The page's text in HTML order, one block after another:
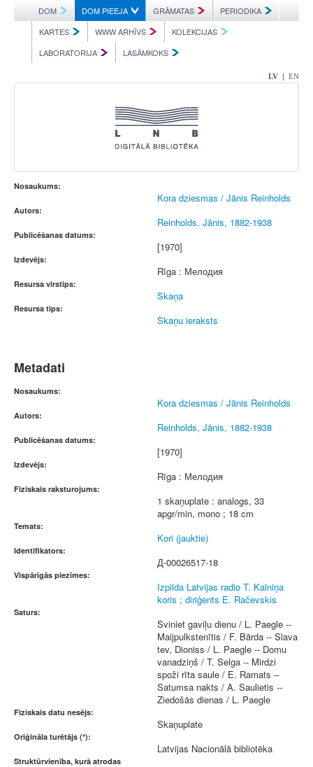
DOM DOM PIEEJA GRĀMATAS
PERIODIKA
KARTES
WWW ARHĪVS
KOLEKCIJAS
LABORATORIJA
LASĀMKOKS
LV | EN
Nosaukums:
Kora dziesmas / Jānis Reinholds
Autors:
Reinholds, Jānis, 1882-1938
Publicēšanas datums:
[1970]
Izdevējs:
Rīga : Мелодия
Resursa virstips:
Skaņa
Resursa tips:
Skaņu ieraksts
Metadati
Nosaukums:
Kora dziesmas / Jānis Reinholds
Autors:
Reinholds, Jānis, 1882-1938
Publicēšanas datums:
[1970]
Izdevējs:
Rīga : Мелодия
Fiziskais raksturojums:
1 skaņuplate : analogs, 33
apgr/min, mono ; 18 cm
Temats:
Kori (jauktie)
Identifikators:
Д-00026517-18
Vispārīgās piezīmes:
Izpilda Latvijas radio T. Kalniņa
koris ; diriģents E. Račevskis
Saturs:
Sviniet gaviļu dienu / L. Paegle --
Maijpulkstenītis / F. Bārda -- Slava
tev, Dioniss / L. Paegle -- Domu
vanadziņš / T. Selga -- Mirdzi
spoži rīta saule / E. Ramats --
Satumsa nakts / A. Saulietis --
Ziedošās dienas / L. Paegle
Fiziskais datu nesējs:
Skaņuplate
Oriģināla turētājs (*):
Latvijas Nacionālā bibliotēka
Struktūrvienība, kurā atrodas